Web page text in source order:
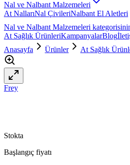
Nal ve Nalbant Malzemeleri
At NallarıNal ÇivileriNalbant El Aletleri
Nal ve Nalbant Malzemeleri
At Sağlık ÜrünleriKampanyalarBlog
Anasayfa
Ürünler At Sağlık
Frey
Stokta
Başlangıç fiyatı